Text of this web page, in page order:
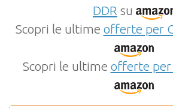
DDR su
Scopri le ultime offerte per
Scopri le ultime offerte per